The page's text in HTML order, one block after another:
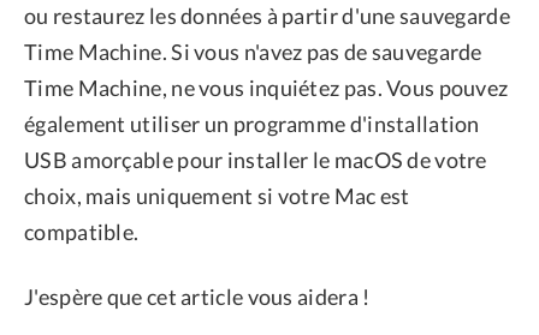
ou restaurez les données à partir d'une sauvegarde
Time Machine. Si vous n'avez pas de sauvegarde
Time Machine, ne vous inquiétez pas. Vous pouvez
également utiliser un programme d'installation
USB amorçable pour installer le macOS de votre
choix, mais uniquement si votre Mac est
compatible.
J'espère que cet article vous aidera !